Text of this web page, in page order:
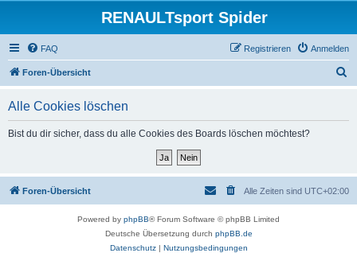
RENAULTsport Spider
FAQ Anmelden
Registrieren
Foren-Übersicht
Alle Cookies löschen
Bist du dir sicher, dass du alle Cookies des Boards löschen möchtest?
Foren-Übersicht Alle Zeiten sind UTC+02:00
Powered by phpBB® Forum Software © phpBB Limited
Deutsche Übersetzung durch phpBB.de
Datenschutz| Nutzungsbedingungen